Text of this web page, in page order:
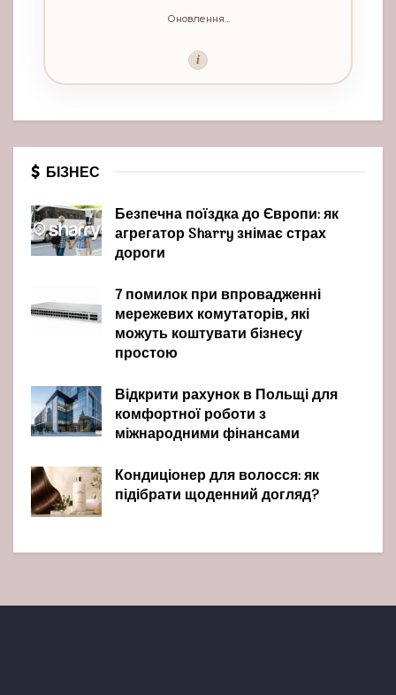
Оновлення...
i
БІЗНЕС
Безпечна поїздка до Європи: як
агрегатор Sharry знімає страх
дороги
7 помилок при впровадженні
мережевих комутаторів, які
можуть коштувати бізнесу
простою
Відкрити рахунок в Польщі для
комфортної роботи з
міжнародними фінансами
Кондиціонер для волосся: як
підібрати щоденний догляд?